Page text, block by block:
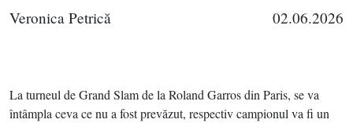
Veronica Petrică 02.06.2026
La turneul de Grand Slam de la Roland Garros din Paris, se va
întâmpla ceva ce nu a fost prevăzut, respectiv campionul va fi un